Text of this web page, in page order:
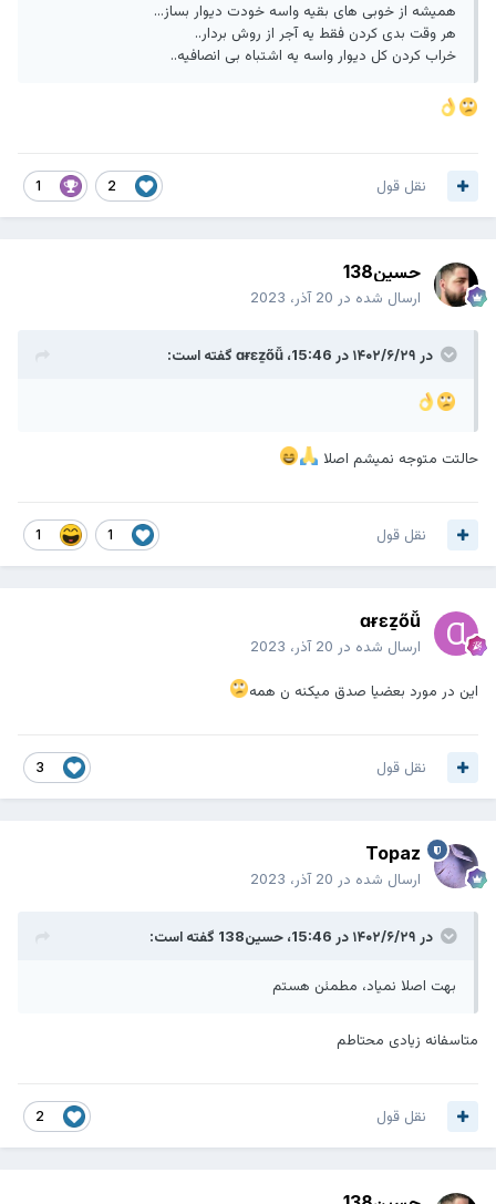
همیشه از خوبی های بقیه واسه خودت دیوار بساز...
هر وقت بدی کردن فقط یه آجر از روش بردار..
خراب کردن کل دیوار واسه یه اشتباه بی انصافیه..
2 نقل قول
حسین138
ارسال شده در 20 آذر، 2023
در ۱۴۰۲/۶/۲۹ در 15:46، ɑɍɛẕőǚگفته است:
حالتت متوجه نمیشم اصلا
نقل قول
ɑɍɛẕőǚ
ارسال شده در 20 آذر، 2023
این در مورد بعضیا صدق میکنه ن همه
3 نقل قول
Topaz
ارسال شده در 20 آذر، 2023
در ۱۴۰۲/۶/۲۹ در 15:46، حسین138 گفته است:
بهت اصلا نمیاد، مطمئن هستم
متاسفانه زیادی محتاطم
2 نقل قول